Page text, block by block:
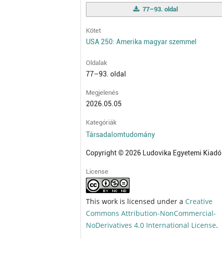
77–93. oldal
Kötet
USA 250: Amerika magyar szemmel
Oldalak
77–93. oldal
Megjelenés
2026.05.05
Kategóriák
Társadalomtudomány
Copyright © 2026 Ludovika Egyetemi Kiadó
License
This work is licensed under a Creative
Commons Attribution-NonCommercial-
NoDerivatives 4.0 International License.